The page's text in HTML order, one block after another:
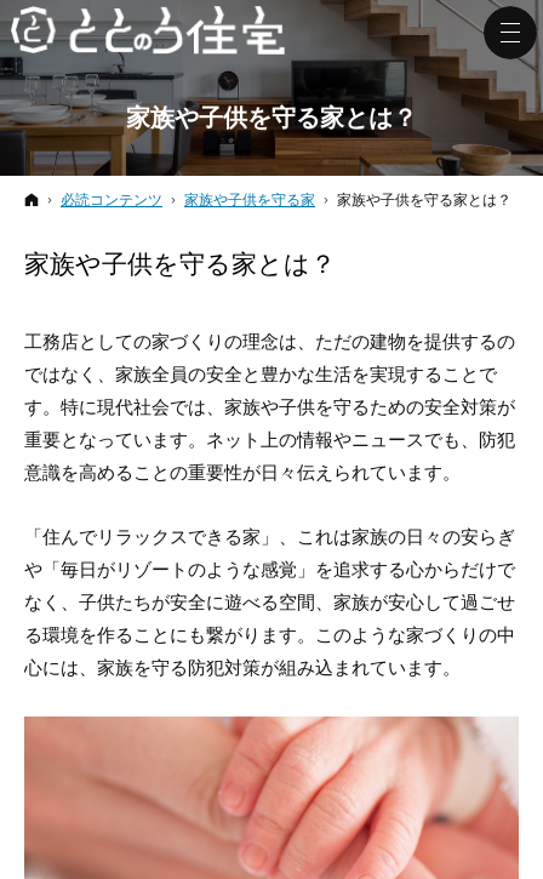
家族や子供を守る家とは？
ホーム
必読コンテンツ 家族や子供を守る家 家族や子供を守る家とは？
家族や子供を守る家とは？
工務店としての家づくりの理念は、ただの建物を提供するの
ではなく、家族全員の安全と豊かな生活を実現することで
す。特に現代社会では、家族や子供を守るための安全対策が
重要となっています。ネット上の情報やニュースでも、防犯
意識を高めることの重要性が日々伝えられています。
「住んでリラックスできる家」、これは家族の日々の安らぎ
や「毎日がリゾートのような感覚」を追求する心からだけで
なく、子供たちが安全に遊べる空間、家族が安心して過ごせ
る環境を作ることにも繋がります。このような家づくりの中
心には、家族を守る防犯対策が組み込まれています。